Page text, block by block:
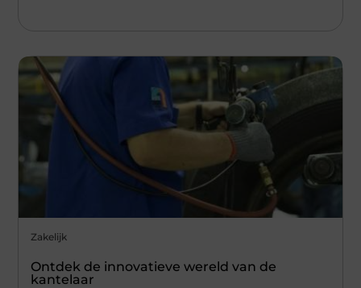
Zakelijk
Ontdek de innovatieve wereld van de
kantelaar